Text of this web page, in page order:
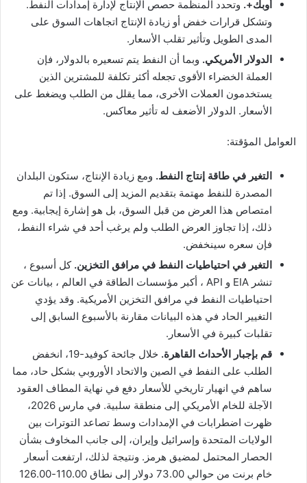
أوبك+. وتحدد المنظمة حصص الإنتاج لإدارة إمدادات النفط.
وتشكل قرارات خفض أو زيادة الإنتاج اتجاهات السوق على
المدى الطويل وتأثير تقلب الأسعار.
الدولار الأمريكي. وبما أن النفط يتم تسعيره بالدولار، فإن
العملة الخضراء الأقوى تجعله أكثر تكلفة للمشترين الذين
يستخدمون العملات الأخرى، مما يقلل من الطلب ويضغط على
الأسعار. الدولار الأضعف له تأثير معاكس.
العوامل المؤقتة:
التغير في طاقة إنتاج النفط. ومع زيادة الإنتاج، ستكون البلدان
المصدرة للنفط مهتمة بتقديم المزيد إلى السوق. إذا تم
امتصاص هذا العرض من قبل السوق، بل هو إشارة إيجابية. ومع
ذلك، إذا تجاوز العرض الطلب ولم يرغب أحد في شراء النفط،
فإن سعره سينخفض.
التغير في احتياطيات النفط في مرافق التخزين.كل أسبوع ،
تنشر EIA و API ، أكبر مؤسسات الطاقة في العالم ، بيانات عن
احتياطيات النفط في مرافق التخزين الأمريكية. وقد يؤدي
التغيير الحاد في هذه البيانات مقارنة بالأسبوع السابق إلى
تقلبات كبيرة في الأسعار.
قم بإجبار الأحداث القاهرة.
خلال جائحة كوفيد-19، انخفض
الطلب على النفط في الصين والاتحاد الأوروبي بشكل حاد، مما
ساهم في انهيار تاريخي للأسعار دفع في نهاية المطاف العقود
الآجلة للخام الأمريكي إلى منطقة سلبية. في مارس 2026،
ظهرت اضطرابات في الإمدادات وسط تصاعد التوترات بين
الولايات المتحدة وإسرائيل وإيران، إلى جانب المخاوف بشأن
الحصار المحتمل لمضيق هرمز. ونتيجة لذلك، ارتفعت أسعار
خام برنت من حوالي 73.00 دولار إلى نطاق 110.00-126.00